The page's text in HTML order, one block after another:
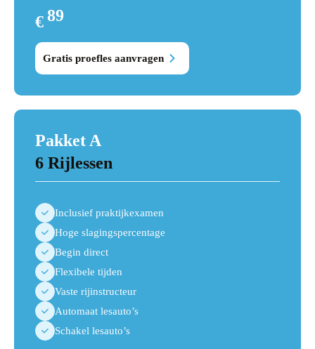
€89
Gratis proefles aanvragen
Pakket A
6 Rijlessen
Inclusief praktijkexamen
Hoge slagingspercentage
Begin direct
Flexibele tijden
Vaste rijinstructeur
Automaat lesauto’s
Schakel lesauto’s